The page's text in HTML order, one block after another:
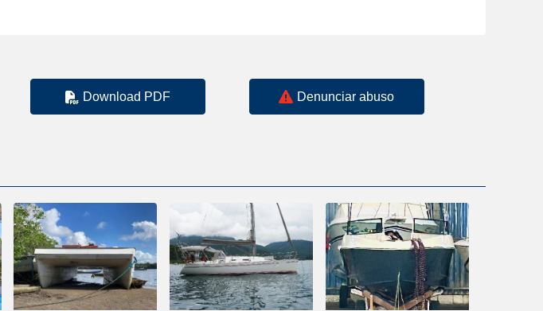
Download PDF Denunciar abuso